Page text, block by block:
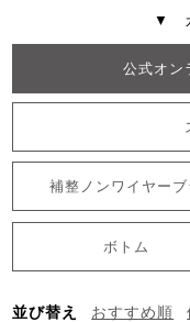
▼
公式オン
補整ノンワイヤーブ
ボトム
並び替え おすすめ順